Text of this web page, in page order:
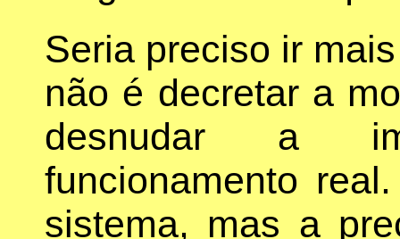
Seria preciso ir
não é decretar a
desnudar a
funcionamento
sistema, mas a